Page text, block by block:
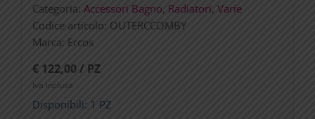
Categoria: Accessori Bagno, Radiatori, Varie
Codice articolo: OUTERCCOMBY
Marca: Ercos
€ 122,00 / PZ
Iva inclusa
Disponibili: 1 PZ